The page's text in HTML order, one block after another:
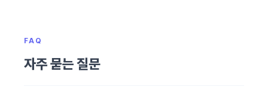
FAQ
자주 묻는 질문